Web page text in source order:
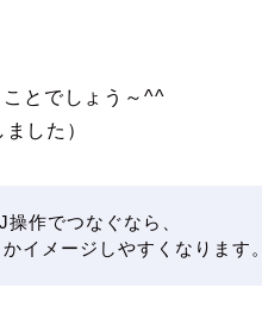
ことでしょう～^^
した）
作でつなぐなら、
イメージしやすくなります。